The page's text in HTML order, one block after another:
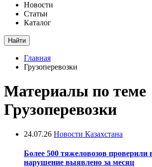
Новости
Статьи
Каталог
Найти
Главная
Грузоперевозки
Материалы по теме
Грузоперевозки
24.07.26 Новости Казахстана
Более 500 тяжеловозов проверили
нарушение выявлено за месяц